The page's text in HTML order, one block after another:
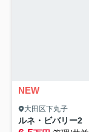
NEW
大田区下丸子
ルネ・ビバリー2